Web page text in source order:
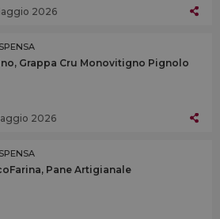
2026
Grappa Cru Monovitigno Pignolo
2026
Pane Artigianale